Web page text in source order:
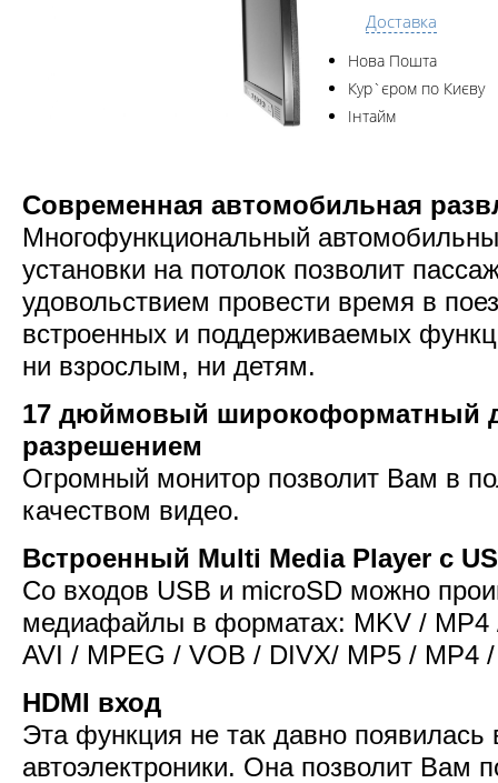
Доставка
Нова Пошта
Кур`єром по Києву
Інтайм
Современная автомобильная
Многофункциональный
установки на потолок позволит
удовольствием провести время в
встроенных и поддерживаемых
ни взрослым, ни детям.
17 дюймовый широкоформатный
разрешением
Огромный монитор позволит Вам в
качеством видео.
Встроенный Multi Media Player с
Со входов USB и microSD можно
медиафайлы в форматах: MKV / MP4
AVI / MPEG / VOB / DIVX/ MP5 / MP4
HDMI вход
Эта функция не так давно появилась
автоэлектроники. Она позволит Вам